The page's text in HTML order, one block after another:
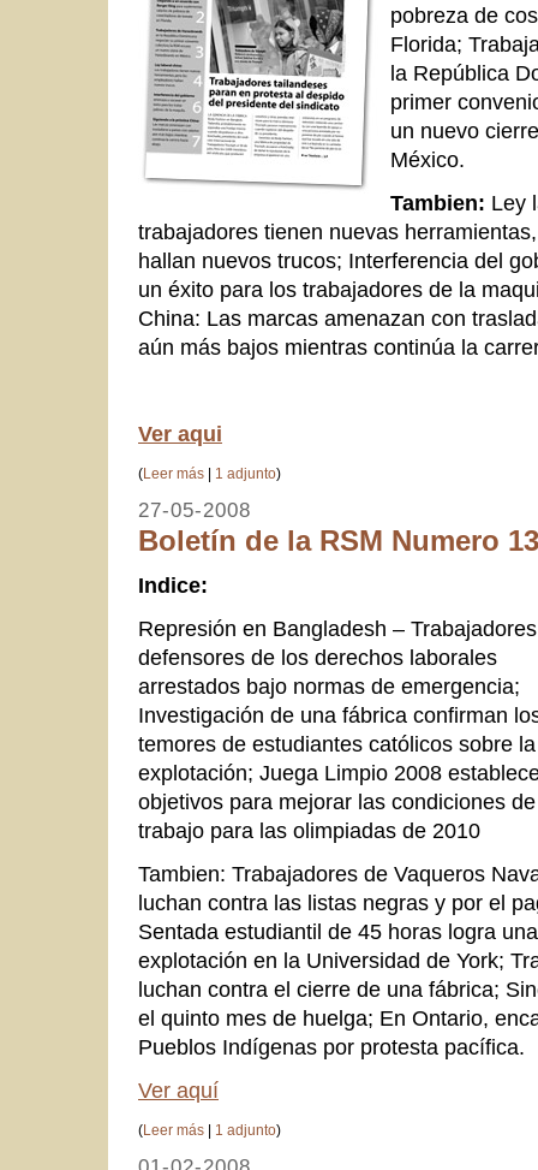
pobreza de
Florida;
la República
primer
un nuevo
México.
Tambien: Ley
trabajadores tienen nuevas
hallan nuevos trucos; Interferencia del
un éxito para los trabajadores de la
China: Las marcas amenazan con
aún más bajos mientras continúa la
Ver aqui
(Leer más | 1 adjunto)
27-05-2008
Boletín de la RSM Numero
Indice:
Represión en Bangladesh –
defensores de los derechos laborales
arrestados bajo normas de emergencia;
Investigación de una fábrica confirman
temores de estudiantes católicos sobre la
explotación; Juega Limpio 2008
objetivos para mejorar las condiciones de
trabajo para las olimpiadas de 2010
Tambien: Trabajadores de Vaqueros
luchan contra las listas negras y por el
Sentada estudiantil de 45 horas logra
explotación en la Universidad de York;
luchan contra el cierre de una fábrica;
el quinto mes de huelga; En Ontario,
Pueblos Indígenas por protesta pacífica.
Ver aquí
(Leer más | 1 adjunto)